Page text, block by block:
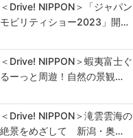
＜Drive! NIPPON＞「ジャパン
モビリティショー2023」開…
＜Drive! NIPPON＞蝦夷富士ぐ
るーっと周遊！自然の景観…
＜Drive! NIPPON＞滝雲雲海の
絶景をめざして 新潟・奥…